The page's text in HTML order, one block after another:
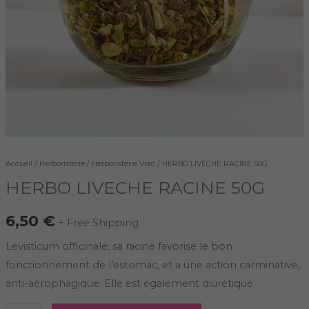
Accueil / Herboristerie/ Herboristerie Vrac / HERBO LIVECHE RACINE 50G
HERBO LIVECHE RACINE 50G
6,50 € + Free Shipping
Levisticum officinale; sa racine favorise le bon
fonctionnement de l’estomac, et a une action carminative,
anti-aérophagique. Elle est également diurétique